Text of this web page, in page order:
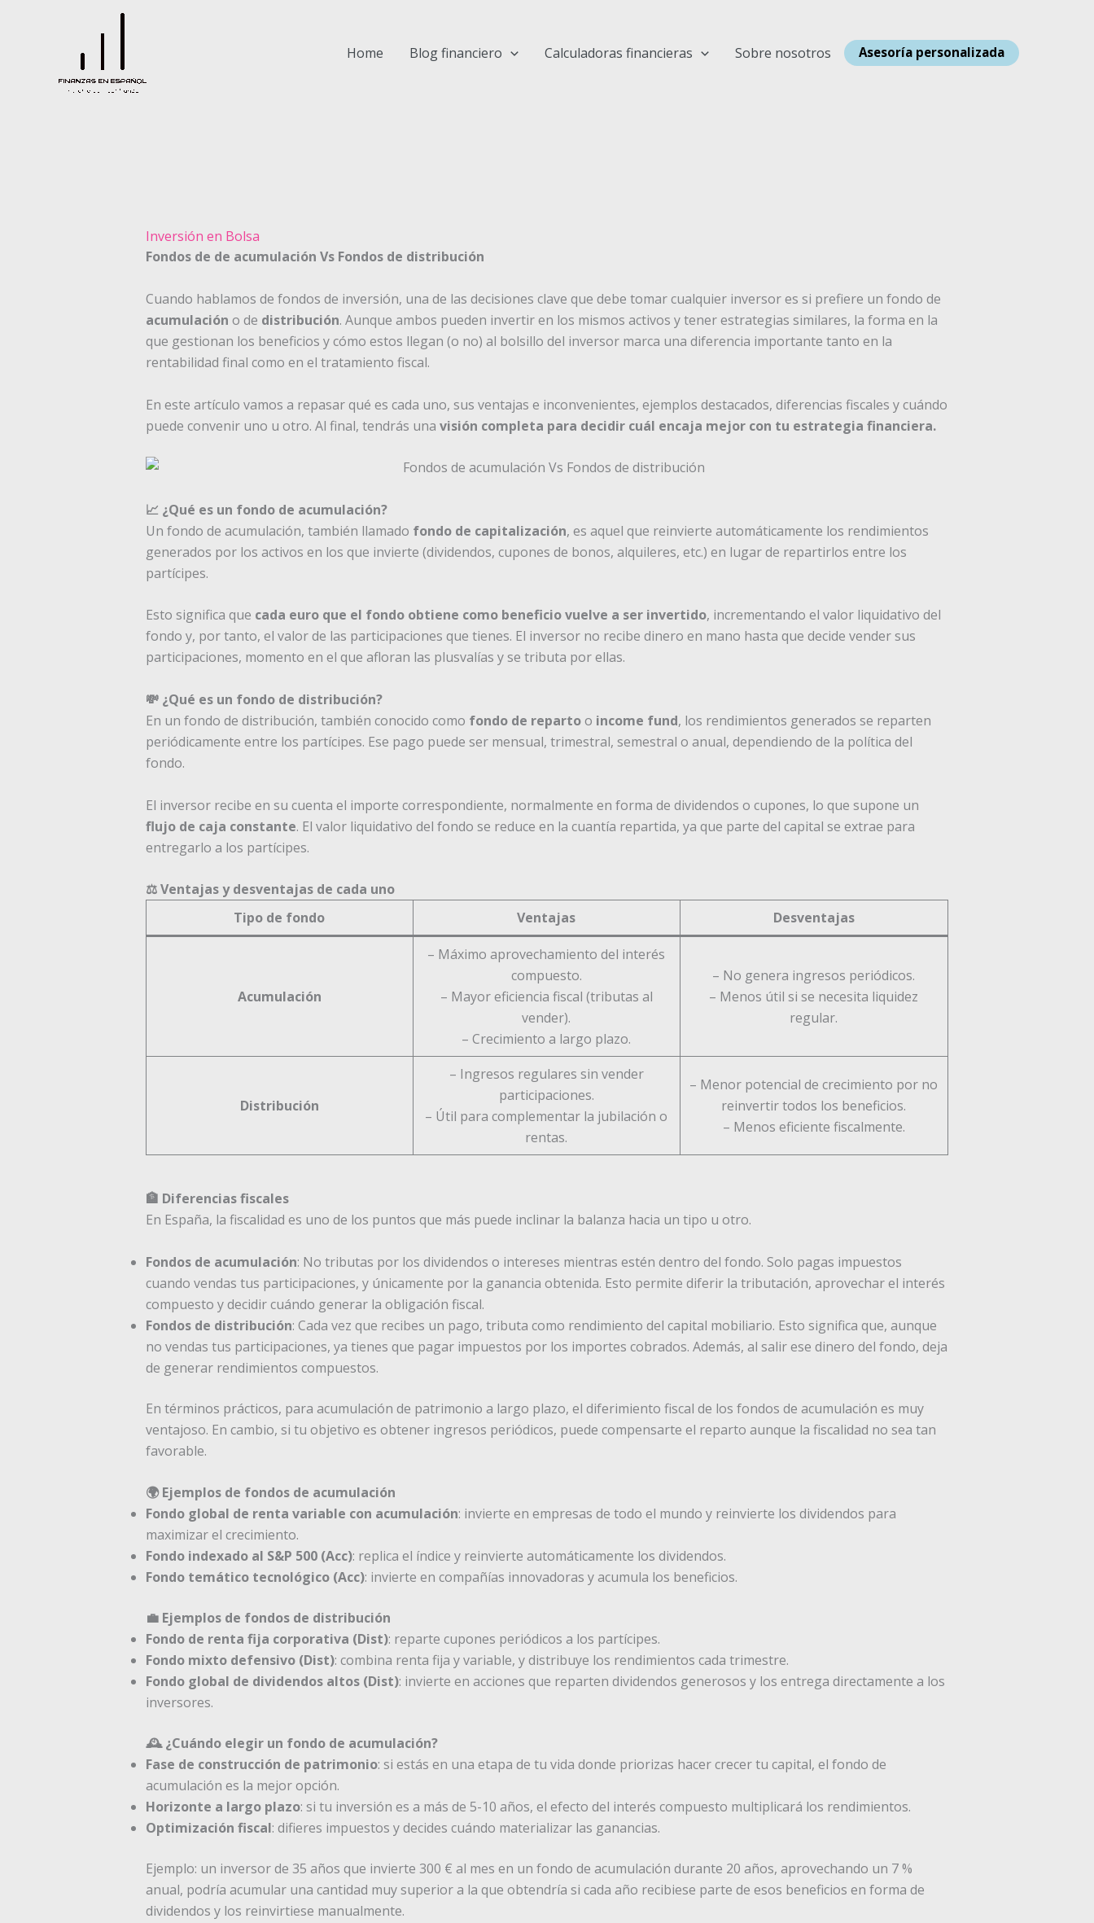
Home Blog financiero Calculadoras financieras Sobre nosotros Asesoría personalizada
Inversión en Bolsa
Fondos de de acumulación Vs Fondos de distribución
Cuando hablamos de fondos de inversión, una de las decisiones clave que debe tomar cualquier inversor es si prefiere un fondo de
acumulación o de distribución. Aunque ambos pueden invertir en los mismos activos y tener estrategias similares, la forma en la
que gestionan los beneficios y cómo estos llegan (o no) al bolsillo del inversor marca una diferencia importante tanto en la
rentabilidad final como en el tratamiento fiscal.
En este artículo vamos a repasar qué es cada uno, sus ventajas e inconvenientes, ejemplos destacados, diferencias fiscales y cuándo
puede convenir uno u otro. Al final, tendrás una visión completa para decidir cuál encaja mejor con tu estrategia financiera.
📈 ¿Qué es un fondo de acumulación?
Un fondo de acumulación, también llamado fondo de capitalización, es aquel que reinvierte automáticamente los rendimientos
generados por los activos en los que invierte (dividendos, cupones de bonos, alquileres, etc.) en lugar de repartirlos entre los
partícipes.
Esto significa que cada euro que el fondo obtiene como beneficio vuelve a ser invertido, incrementando el valor liquidativo del
fondo y, por tanto, el valor de las participaciones que tienes. El inversor no recibe dinero en mano hasta que decide vender sus
participaciones, momento en el que afloran las plusvalías y se tributa por ellas.
💸 ¿Qué es un fondo de distribución?
En un fondo de distribución, también conocido como fondo de repartoo income fund, los rendimientos generados se reparten
periódicamente entre los partícipes. Ese pago puede ser mensual, trimestral, semestral o anual, dependiendo de la política del
fondo.
El inversor recibe en su cuenta el importe correspondiente, normalmente en forma de dividendos o cupones, lo que supone un
flujo de caja constante. El valor liquidativo del fondo se reduce en la cuantía repartida, ya que parte del capital se extrae para
entregarlo a los partícipes.
⚖️ Ventajas y desventajas de cada uno
Tipo de fondo
Ventajas Desventajas
Acumulación
– Máximo aprovechamiento del interés
compuesto.
– Mayor eficiencia fiscal (tributas al
vender).
– Crecimiento a largo plazo.
– No genera ingresos periódicos.
– Menos útil si se necesita liquidez
regular.
Distribución
– Ingresos regulares sin vender
participaciones.
– Útil para complementar la jubilación o
rentas.
– Menor potencial de crecimiento por no
reinvertir todos los beneficios.
– Menos eficiente fiscalmente.
🏦 Diferencias fiscales
En España, la fiscalidad es uno de los puntos que más puede inclinar la balanza hacia un tipo u otro.
Fondos de acumulación: No tributas por los dividendos o intereses mientras estén dentro del fondo. Solo pagas impuestos
cuando vendas tus participaciones, y únicamente por la ganancia obtenida. Esto permite diferir la tributación, aprovechar el interés
compuesto y decidir cuándo generar la obligación fiscal.
Fondos de distribución: Cada vez que recibes un pago, tributa como rendimiento del capital mobiliario. Esto significa que, aunque
no vendas tus participaciones, ya tienes que pagar impuestos por los importes cobrados. Además, al salir ese dinero del fondo, deja
de generar rendimientos compuestos.
En términos prácticos, para acumulación de patrimonio a largo plazo, el diferimiento fiscal de los fondos de acumulación es muy
ventajoso. En cambio, si tu objetivo es obtener ingresos periódicos, puede compensarte el reparto aunque la fiscalidad no sea tan
favorable.
🌍 Ejemplos de fondos de acumulación
Fondo global de renta variable con acumulación: invierte en empresas de todo el mundo y reinvierte los dividendos para
maximizar el crecimiento.
Fondo indexado al S&P 500 (Acc): replica el índice y reinvierte automáticamente los dividendos.
Fondo temático tecnológico (Acc): invierte en compañías innovadoras y acumula los beneficios.
💼 Ejemplos de fondos de distribución
Fondo de renta fija corporativa (Dist): reparte cupones periódicos a los partícipes.
Fondo mixto defensivo (Dist): combina renta fija y variable, y distribuye los rendimientos cada trimestre.
Fondo global de dividendos altos (Dist): invierte en acciones que reparten dividendos generosos y los entrega directamente a los
inversores.
🕰️ ¿Cuándo elegir un fondo de acumulación?
Fase de construcción de patrimonio: si estás en una etapa de tu vida donde priorizas hacer crecer tu capital, el fondo de
acumulación es la mejor opción.
Horizonte a largo plazo: si tu inversión es a más de 5-10 años, el efecto del interés compuesto multiplicará los rendimientos.
Optimización fiscal: difieres impuestos y decides cuándo materializar las ganancias.
Ejemplo: un inversor de 35 años que invierte 300 € al mes en un fondo de acumulación durante 20 años, aprovechando un 7 %
anual, podría acumular una cantidad muy superior a la que obtendría si cada año recibiese parte de esos beneficios en forma de
dividendos y los reinvirtiese manualmente.